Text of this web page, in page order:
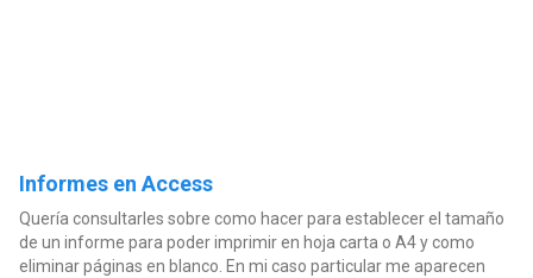
Informes en Access
Quería consultarles sobre como hacer para establecer el tamaño
de un informe para poder imprimir en hoja carta o A4 y como
eliminar páginas en blanco. En mi caso particular me aparecen